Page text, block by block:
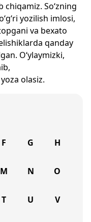
chiqamiz. So‘zning
yozilish imlosi,
va bexato
qanday
O‘ylaymizki,
olasiz.
F G H
M N O
T U V